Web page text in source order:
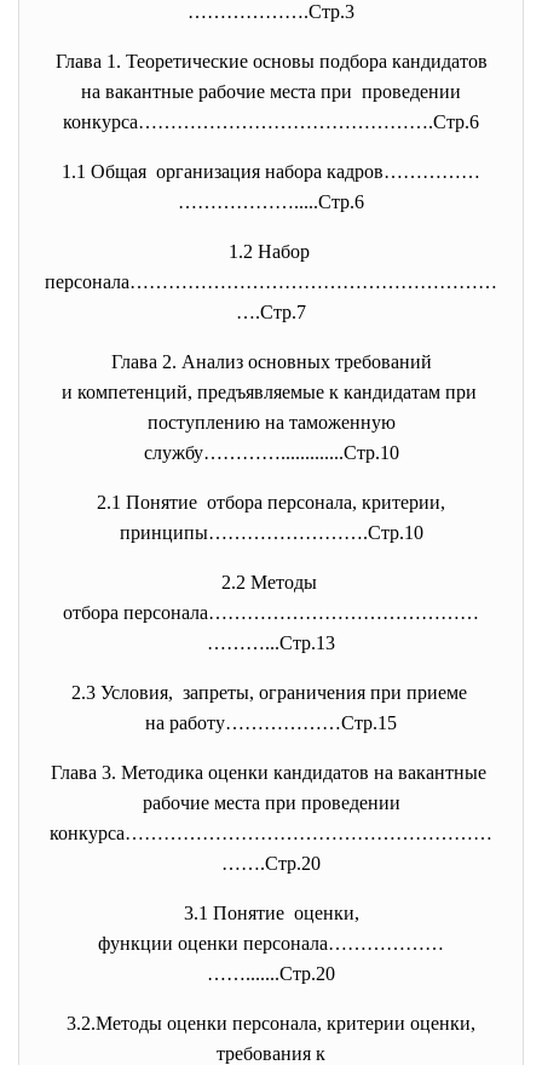
……………….Стр.3
Глава 1. Теоретические основы подбора кандидатов
на вакантные рабочие места при проведении
конкурса……………………………………….Стр.6
1.1 Общая организация набора кадров……………
……………….....Стр.6
1.2 Набор
персонала…………………………………………………
….Стр.7
Глава 2. Анализ основных требований
и компетенций, предъявляемые к кандидатам при
поступлению на таможенную
службу………….............Стр.10
2.1 Понятие отбора персонала, критерии,
принципы…………………….Стр.10
2.2 Методы
отбора персонала……………………………………
………...Стр.13
2.3 Условия, запреты, ограничения при приеме
на работу………………Стр.15
Глава 3. Методика оценки кандидатов на вакантные
рабочие места при проведении
конкурса…………………………………………………
…….Стр.20
3.1 Понятие оценки,
функции оценки персонала………………
…….......Стр.20
3.2.Методы оценки персонала, критерии оценки,
требования к